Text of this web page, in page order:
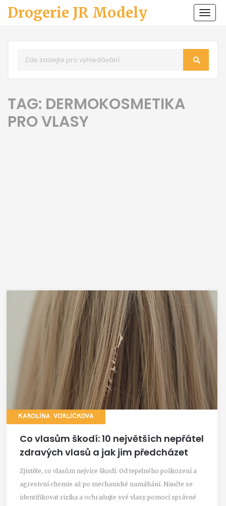
Drogerie JR Modely
TAG: DERMOKOSMETIKA
PRO VLASY
KAROLÍNA VORLÍČKOVÁ
Co vlasům škodí: 10 největších nepřátel
zdravých vlasů a jak jim předcházet
Zjistěte, co vlasům nejvíce škodí. Od tepelného poškození a
agresivní chemie až po mechanické namáhání. Naučte se
identifikovat rizika a ochraňujte své vlasy pomocí správné